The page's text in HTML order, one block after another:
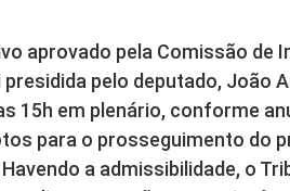
aprovado pela Comissão de
pelo deputado, João
15h em plenário, conforme
para o prosseguimento do
a admissibilidade, o